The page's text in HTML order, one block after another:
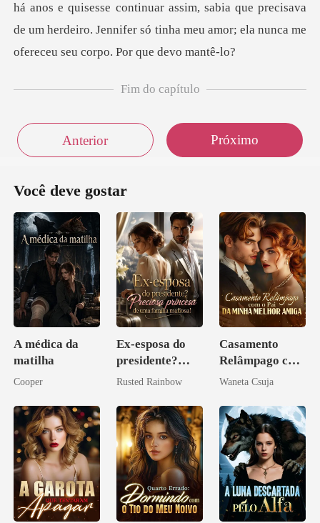
esse continuar assim, sabia que precisava
de um herdeiro. Jennifer só
Fim do capítulo
Anterior Próximo
Você deve gostar
A médica da
matilha
Cooper
Ex-esposa do
presidente?
Preciosa
família
mafiosa!
Rusted Rainbow
Casamento
Relâmpago com
o Pai da Minha
Waneta Csuja